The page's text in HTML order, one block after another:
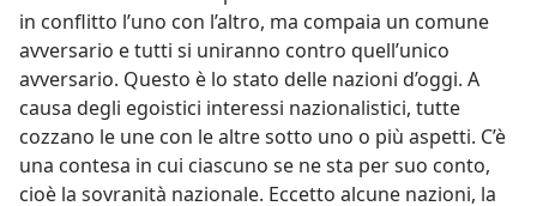
in conflitto l’uno con l’altro, ma compaia un comune
avversario e tutti si uniranno contro quell’unico
avversario. Questo è lo stato delle nazioni d’oggi. A
causa degli egoistici interessi nazionalistici, tutte
cozzano le une con le altre sotto uno o più aspetti. C’è
una contesa in cui ciascuno se ne sta per suo conto,
cioè la sovranità nazionale. Eccetto alcune nazioni, la